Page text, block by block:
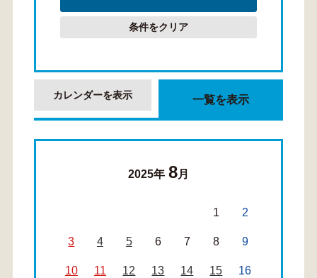
条件をクリア
カレンダーを表示 一覧を表示
2025年 8月
1 2
3 4 5 6 7 8 9
10 11 12 13 14 15 16